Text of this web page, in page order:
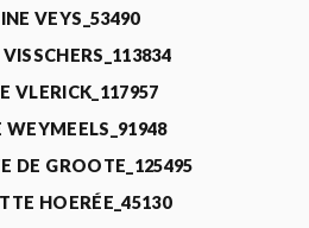
VEYS_53490
VLERICK_117957
DE GROOTE_125495
HOERÉE_45130